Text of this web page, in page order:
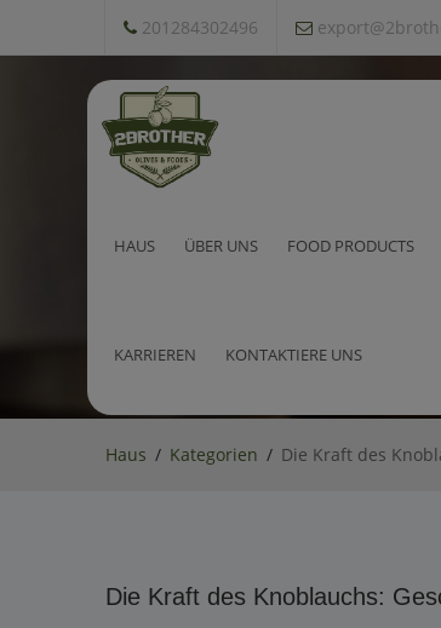
201284302496
HAUS ÜBER UNS FOOD PRODUCTS
KARRIEREN KONTAKTIERE UNS
Die Kraft des
Haus Kategorien Die Kraft des
Die Kraft des Knoblauchs: